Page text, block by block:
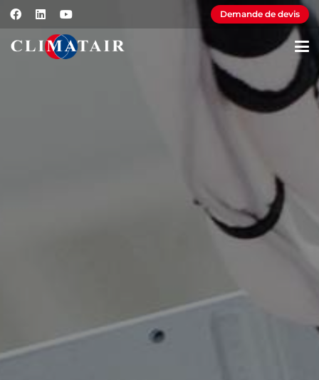
Demande de devis